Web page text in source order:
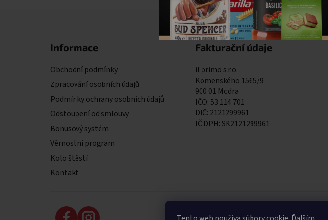
Informace
Obchodní podmínky
Zpracování osobních údajů
Podmínky ochrany osobních údajů
Odstoupení od smlouvy
Bonusový systém
Věrnostní program
Kolo štěstí
Kontakt
Fakturační údaje
il primo s.r.o.
Komenského 1565/9
900 01 Modra
IČO: 53 114 701
DIČ: 2121299961
IČ DPH: SK2121299961